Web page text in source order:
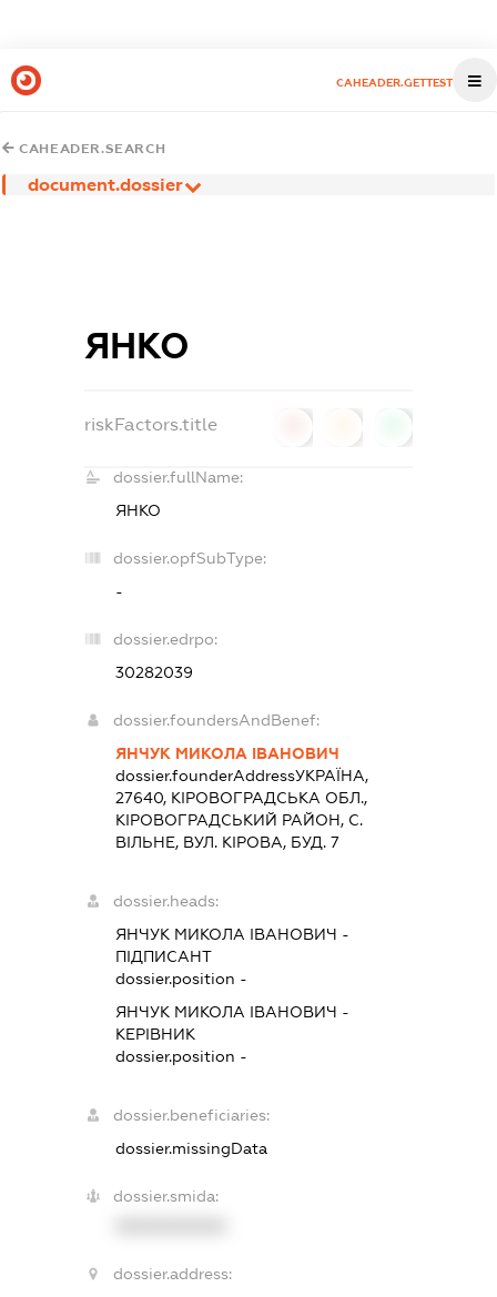
CAHEADER.GETTEST
CAHEADER.SEARCH
document.dossier
ЯНКО
riskFactors.title
dossier.fullName:
ЯНКО
dossier.opfSubType:
-
dossier.edrpo:
30282039
dossier.foundersAndBenef:
ЯНЧУК МИКОЛА ІВАНОВИЧ
dossier.founderAddressУКРАЇНА,
27640, КIРОВОГРАДСЬКА ОБЛ.,
КIРОВОГРАДСЬКИЙ РАЙОН, С.
ВІЛЬНЕ, ВУЛ. КІРОВА, БУД. 7
dossier.heads:
ЯНЧУК МИКОЛА ІВАНОВИЧ -
ПІДПИСАНТ
dossier.position -
ЯНЧУК МИКОЛА ІВАНОВИЧ -
КЕРІВНИК
dossier.position -
dossier.beneficiaries:
dossier.missingData
dossier.smida:
dossier.address: